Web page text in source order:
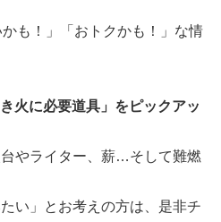
も！」「おトクかも！」な情
火に必要道具」をピックアッ
やライター、薪…そして難燃
い」とお考えの方は、是非チ